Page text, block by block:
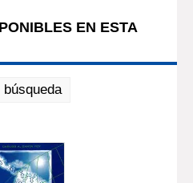
EN ESTA
búsqueda